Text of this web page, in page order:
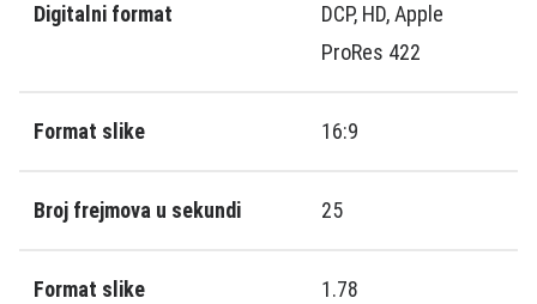
Digitalni format
DCP, HD, Apple
ProRes 422
Format slike 16:9
Broj frejmova u sekundi 25
Format slike 1.78